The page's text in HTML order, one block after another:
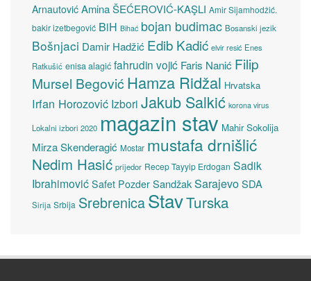
Arnautović Amina ŠEĆEROVIĆ-KAŞLI Amir Sijamhodžić.
bakir izetbegović BiH Bihać bojan budimac Bosanski jezik
Bošnjaci Damir Hadžić Edib Kadić elvir resić Enes
Ratkušić enisa alagić fahrudin vojić Faris Nanić Filip
Mursel Begović Hamza Ridžal Hrvatska
Irfan Horozović Izbori Jakub Salkić korona virus
Lokalni izbori 2020 magazin stav Mahir Sokolija
Mirza Skenderagić Mostar mustafa drnišlić
Nedim Hasić prijedor Recep Tayyip Erdogan Sadik
Ibrahimović Safet Pozder SandžakSarajevoSDA
Sirija Srbija SrebrenicaStavTurska